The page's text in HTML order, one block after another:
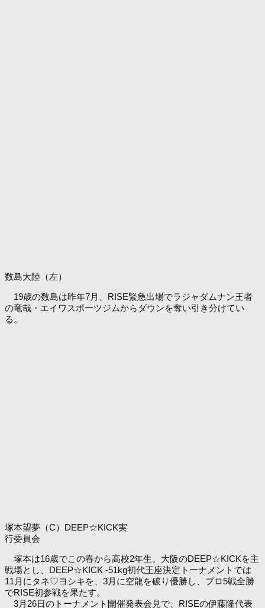
数島大陸（左）
19歳の数島は昨年7月、RISE緊急出場でラジャダムナン王者
の竜哉・エイワスポーツジムからダウンを奪い引き分けてい
る。
塚本望夢（C）DEEP☆KICK実
行委員会
塚本は16歳でこの春から高校2年生。大阪のDEEP☆KICKを主
戦場とし、DEEP☆KICK -51kg初代王座決定トーナメントでは
11月にタネ♡ヨシキを、3月に空龍を破り優勝し、プロ5戦全勝
でRISE初参戦を果たす。
3月26日のトーナメント開催発表会見で、RISEの伊藤隆代表